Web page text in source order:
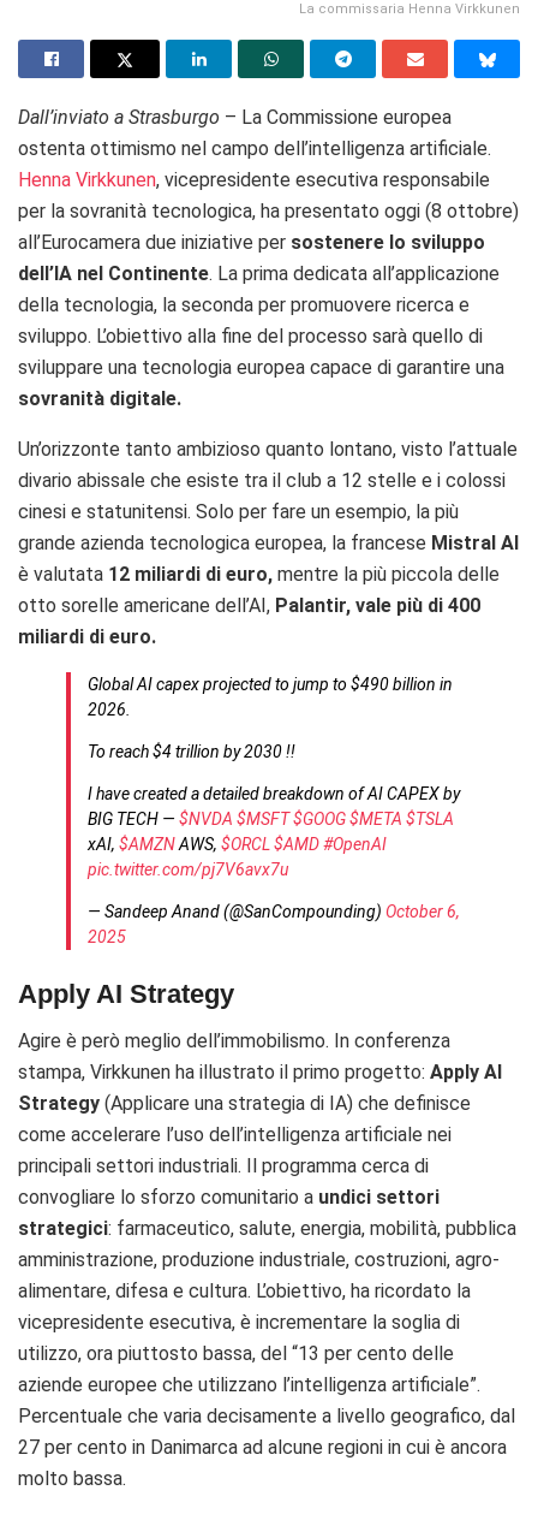
La commissaria Henna Virkkunen
Dall’inviato a Strasburgo – La Commissione europea
ostenta ottimismo nel campo dell’intelligenza artificiale.
Henna Virkkunen, vicepresidente esecutiva responsabile
per la sovranità tecnologica, ha presentato oggi (8 ottobre)
all’Eurocamera due iniziative per sostenere lo sviluppo
dell’IA nel Continente. La prima dedicata all’applicazione
della tecnologia, la seconda per promuovere ricerca e
sviluppo. L’obiettivo alla fine del processo sarà quello di
sviluppare una tecnologia europea capace di garantire una
sovranità digitale.
Un’orizzonte tanto ambizioso quanto lontano, visto l’attuale
divario abissale che esiste tra il club a 12 stelle e i colossi
cinesi e statunitensi. Solo per fare un esempio, la più
grande azienda tecnologica europea, la francese Mistral AI
è valutata 12 miliardi di euro, mentre la più piccola delle
otto sorelle americane dell’AI, Palantir, vale più di 400
miliardi di euro.
Global AI capex projected to jump to $490 billion in
2026.
To reach $4 trillion by 2030 !!
I have created a detailed breakdown of AI CAPEX by
BIG TECH — $NVDA $MSFT$GOOG$META $TSLA
xAI, $AMZNAWS, $ORCL$AMD#OpenAI
pic.twitter.com/pj7V6avx7u
— Sandeep Anand (@SanCompounding) October 6,
2025
Apply AI Strategy
Agire è però meglio dell’immobilismo. In conferenza
stampa, Virkkunen ha illustrato il primo progetto: Apply AI
Strategy (Applicare una strategia di IA) che definisce
come accelerare l’uso dell’intelligenza artificiale nei
principali settori industriali. Il programma cerca di
convogliare lo sforzo comunitario a undici settori
strategici: farmaceutico, salute, energia, mobilità, pubblica
amministrazione, produzione industriale, costruzioni, agro-
alimentare, difesa e cultura. L’obiettivo, ha ricordato la
vicepresidente esecutiva, è incrementare la soglia di
utilizzo, ora piuttosto bassa, del “13 per cento delle
aziende europee che utilizzano l’intelligenza artificiale”.
Percentuale che varia decisamente a livello geografico, dal
27 per cento in Danimarca ad alcune regioni in cui è ancora
molto bassa.